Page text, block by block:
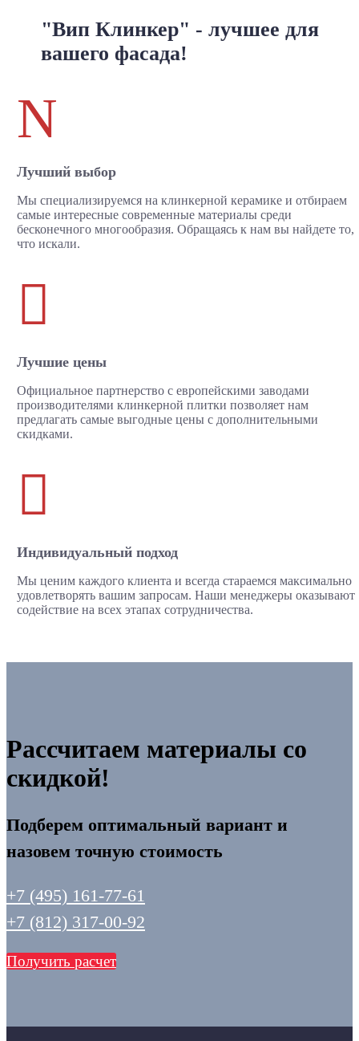
"Вип Клинкер" - лучшее для
вашего фасада!
N
Лучший выбор
Мы специализируемся на клинкерной керамике и отбираем
самые интересные современные материалы среди
бесконечного многообразия. Обращаясь к нам вы найдете то,
что искали.

Лучшие цены
Официальное партнерство с европейскими заводами
производителями клинкерной плитки позволяет нам
предлагать самые выгодные цены с дополнительными
скидками.

Индивидуальный подход
Мы ценим каждого клиента и всегда стараемся максимально
удовлетворять вашим запросам. Наши менеджеры оказывают
содействие на всех этапах сотрудничества.
Рассчитаем материалы со
скидкой!
Подберем оптимальный вариант и
назовем точную стоимость
+7 (495) 161-77-61
+7 (812) 317-00-92
Получить расчет